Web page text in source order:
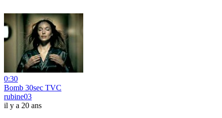
0:30
Bomb 30sec TVC
rubine03
il y a 20 ans